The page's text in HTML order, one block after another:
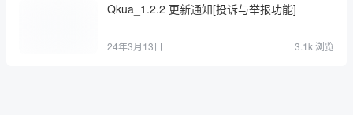
Qkua_1.2.2 更新通知[投诉与举报功能]
24年3月13日 3.1k 浏览